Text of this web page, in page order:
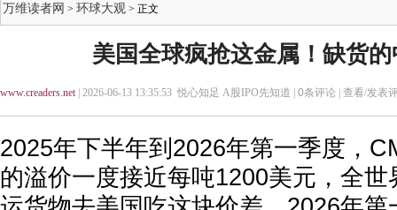
万维读者网 > 环球大观 > 正文
美国全球疯抢这金属！缺货
www.creaders.net| 2026-06-13 13:35:53 悦心知足 A股IPO先知道 | 0条评论 | 查看/发表
2025年下半年到2026年第一季度，
的溢价一度接近每吨1200美元，全